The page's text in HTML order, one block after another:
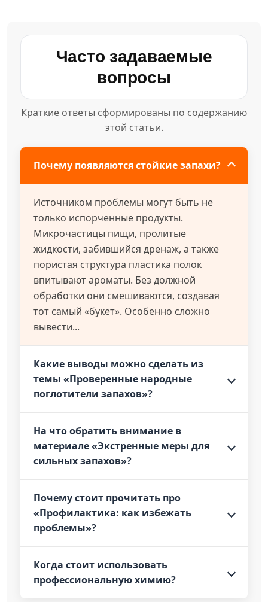
Часто задаваемые
вопросы
Краткие ответы сформированы по содержанию
этой статьи.
Почему появляются стойкие запахи?
Источником проблемы могут быть не
только испорченные продукты.
Микрочастицы пищи, пролитые
жидкости, забившийся дренаж, а также
пористая структура пластика полок
впитывают ароматы. Без должной
обработки они смешиваются, создавая
тот самый «букет». Особенно сложно
вывести...
Какие выводы можно сделать из
темы «Проверенные народные
поглотители запахов»?
На что обратить внимание в
материале «Экстренные меры для
сильных запахов»?
Почему стоит прочитать про
«Профилактика: как избежать
проблемы»?
Когда стоит использовать
профессиональную химию?